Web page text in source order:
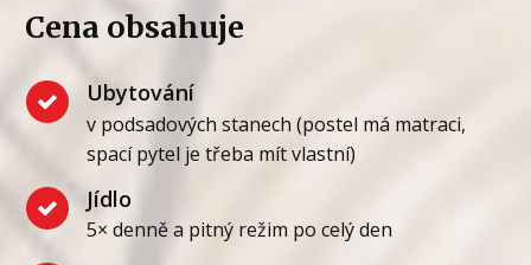
Cena obsahuje
Ubytování
v podsadových stanech (postel má matraci,
spací pytel je třeba mít vlastní)
Jídlo
5× denně a pitný režim po celý den